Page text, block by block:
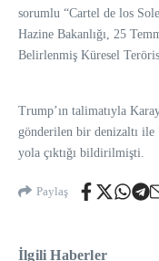
sorumlu “Cartel de los
Hazine Bakanlığı, 25
Belirlenmiş Küresel
Trump’ın talimatıyla
gönderilen bir denizaltı ile
yola çıktığı bildirilmişti.
Paylaş
İlgili Haberler